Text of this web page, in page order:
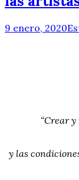
9 enero, 2020
“Crear
y las